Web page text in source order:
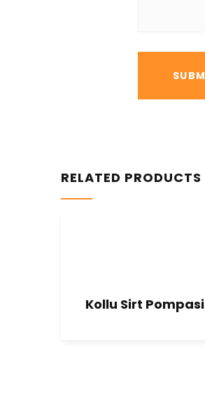
RELATED PRODUCTS
Kollu Sirt Pompasi